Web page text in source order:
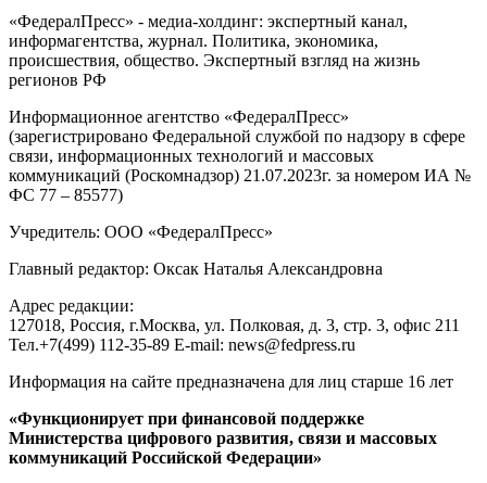
«ФедералПресс» - медиа-холдинг: экспертный канал,
информагентства, журнал. Политика, экономика,
происшествия, общество. Экспертный взгляд на жизнь
регионов РФ
Информационное агентство «ФедералПресс»
(зарегистрировано Федеральной службой по надзору в сфере
связи, информационных технологий и массовых
коммуникаций (Роскомнадзор) 21.07.2023г. за номером ИА №
ФС 77 – 85577)
Учредитель: ООО «ФедералПресс»
Главный редактор: Оксак Наталья Александровна
Адрес редакции:
127018, Россия, г.Москва, ул. Полковая, д. 3, стр. 3, офис 211
Тел.+7(499) 112-35-89 E-mail: news@fedpress.ru
Информация на сайте предназначена для лиц старше 16 лет
«Функционирует при финансовой поддержке
Министерства цифрового развития, связи и массовых
коммуникаций Российской Федерации»